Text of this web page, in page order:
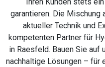
garantieren. Die Mischung
aktueller Technik und
kompetenten Partner für
in Raesfeld. Bauen Sie auf
nachhaltige Lösungen – für